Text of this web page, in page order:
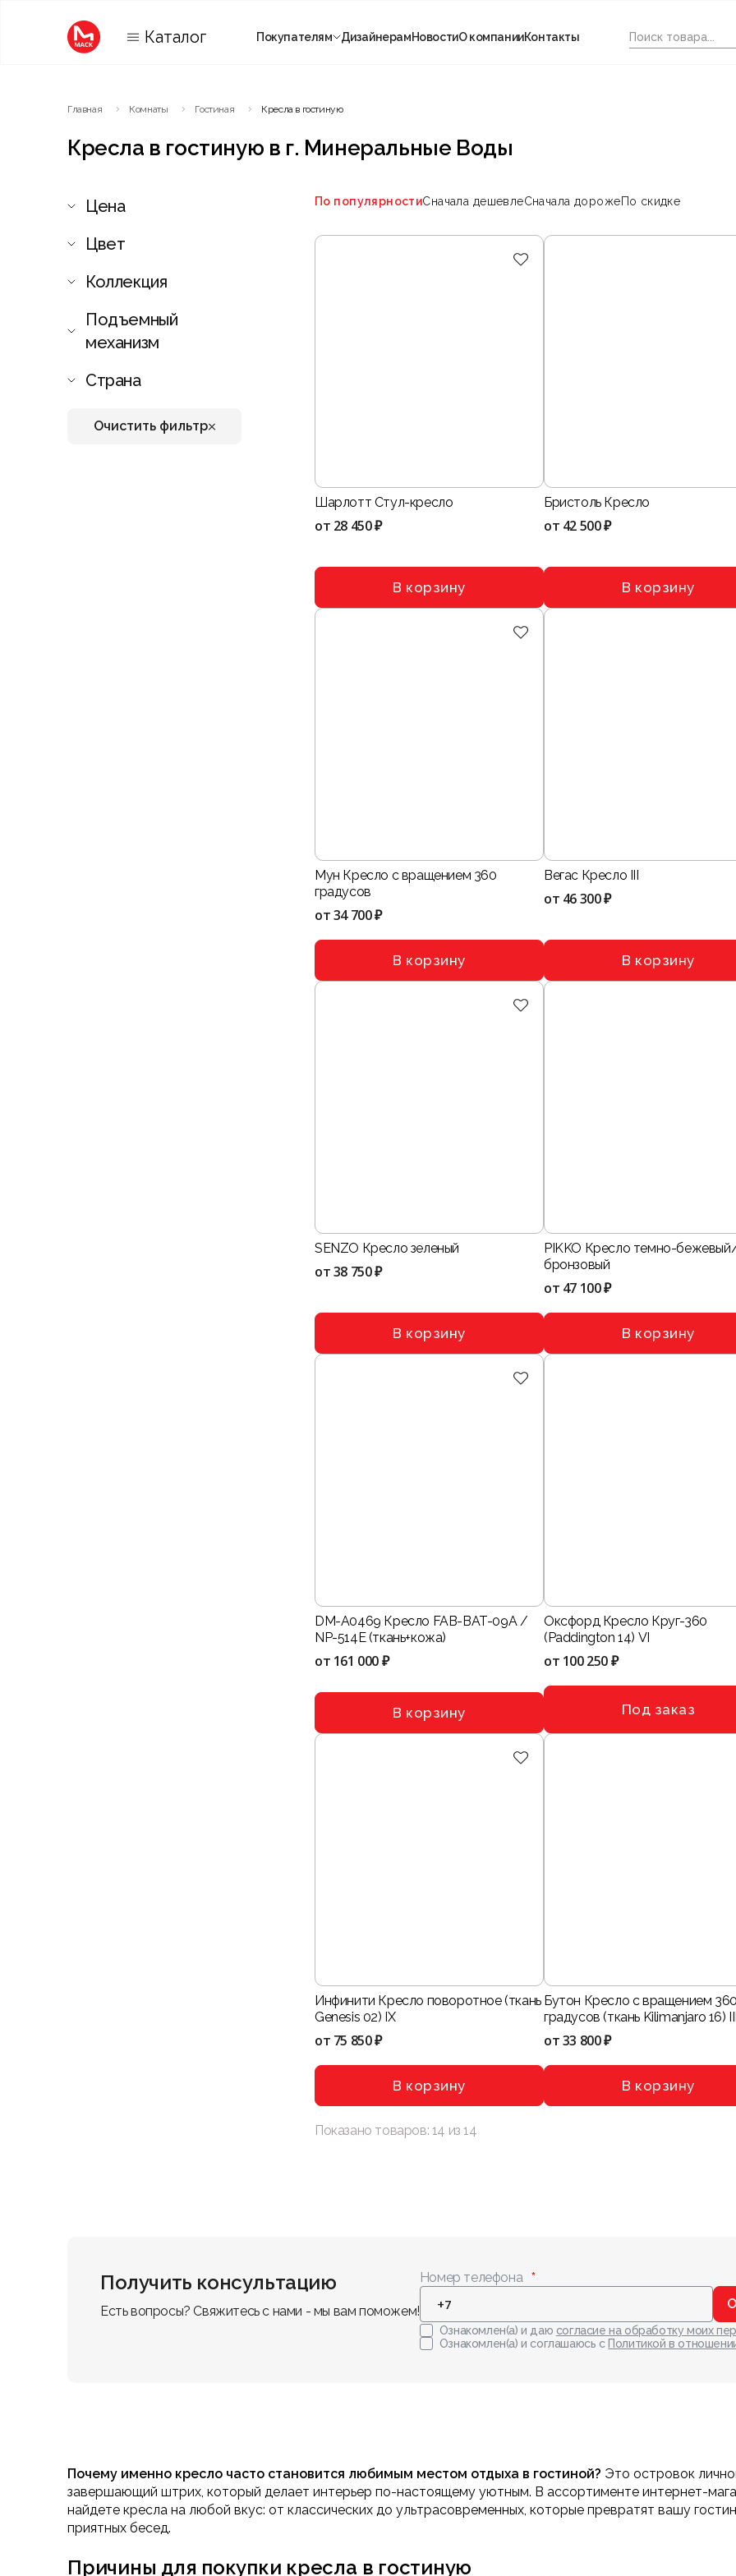
Каталог Покупателям ДизайнерамНовостиО компанииКонтакты
Главная Комнаты Гостиная Кресла в гостиную
Кресла в гостиную в г. Минеральные Воды
Цена
Цвет
Коллекция
Подъемный
механизм
Страна
Очистить фильтр
По популярностиСначала дешевлеСначала дорожеПо скидке
Шарлотт Стул-кресло
от 28 450 ₽
В корзину
Бристоль Кресло
от 42 500 ₽
В корзину
Мун Кресло с вращением 360
градусов
от34 700 ₽
В корзину
Вегас Кресло III
от 46 300 ₽
В корзину
SENZO Кресло зеленый
от38 750 ₽
В корзину
PIKKO Кресло темно-
бронзовый
от 47 100 ₽
В корзину
DM-A0469 Кресло FAB-BAT-09A /
NP-514E (ткань+кожа)
от 161 000 ₽
В корзину
Оксфорд Кресло Круг-360
(Paddington 14) VI
от 100 250 ₽
Под заказ
Инфинити Кресло поворотное (ткань
Genesis 02) IX
от 75 850 ₽
В корзину
Бутон Кресло с вращением
градусов (ткань Kilimanjaro 16)
от33 800 ₽
В корзину
Показано товаров: 14 из14
Получить консультацию
Есть вопросы? Свяжитесь с нами - мы вам поможем!
Номер телефона
Ознакомлен(а) и даю согласие на обработку моих
Ознакомлен(а) и соглашаюсь с Политикой в
Почему именно кресло часто становится любимым местом отдыха в гостиной? Это островок
завершающий штрих, который делает интерьер по-настоящему уютным. В ассортименте интернет-
найдете кресла на любой вкус: от классических до ультрасовременных, которые превратят вашу
приятных бесед.
Причины для покупки кресла в гостиную